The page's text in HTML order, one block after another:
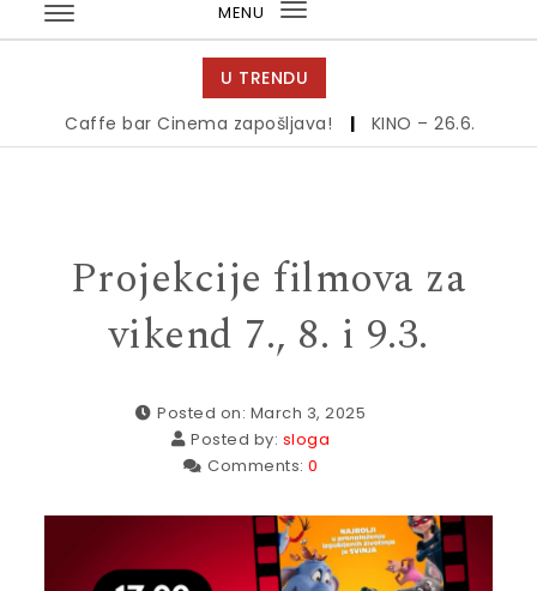
MENU
Toggle
navigation
U TRENDU
Caffe bar Cinema zapošljava! | KINO – 26.6. |
Projekcije filmova za
vikend 7., 8. i 9.3.
Posted on: March 3, 2025
Posted by: sloga
Comments: 0